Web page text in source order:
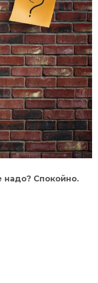
надо? Спокойно.